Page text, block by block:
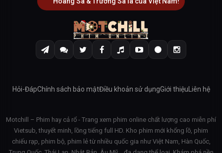
Hỏi-ĐápChính sách bảo mậtĐiều khoản sử dụngGiới thiệu Liên hệ
Motchill – Phim hay cả rổ - Trang xem phim online chất lượng cao miễn phí
Vietsub, thuyết minh, lồng tiếng full HD. Kho phim mới khổng lồ, phim
chiếu rạp, phim bộ, phim lẻ từ nhiều quốc gia như Việt Nam, Hàn Quốc,